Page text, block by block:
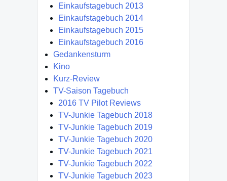
Einkaufstagebuch 2013
Einkaufstagebuch 2014
Einkaufstagebuch 2015
Einkaufstagebuch 2016
Gedankensturm
Kino
Kurz-Review
TV-Saison Tagebuch
2016 TV Pilot Reviews
TV-Junkie Tagebuch 2018
TV-Junkie Tagebuch 2019
TV-Junkie Tagebuch 2020
TV-Junkie Tagebuch 2021
TV-Junkie Tagebuch 2022
TV-Junkie Tagebuch 2023